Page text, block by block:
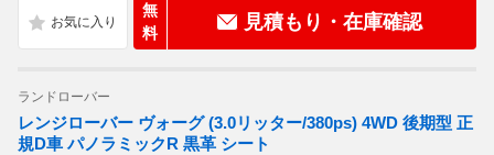
無
料
見積もり・在庫確認
ランドローバー
レンジローバー ヴォーグ (3.0リッター/380ps) 4WD 後期型 正
規D車 パノラミックR 黒革 シート